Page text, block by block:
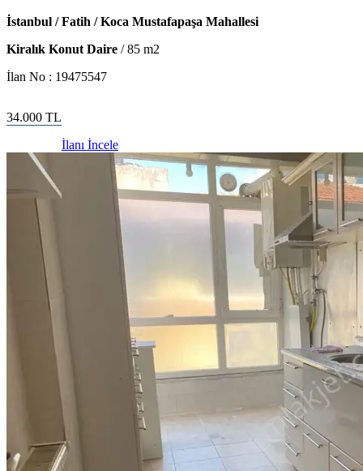
İstanbul / Fatih / Koca Mustafapaşa Mahallesi
Kiralık Konut Daire /85 m2
İlan No : 19475547
34.000 TL
İlanı İncele